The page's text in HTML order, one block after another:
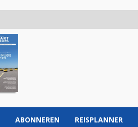
ABONNEREN REISPLANNER